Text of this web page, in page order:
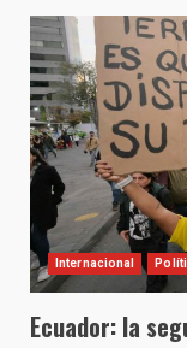
Internacional
Ecuador: la